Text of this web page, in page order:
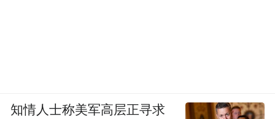
知情人士称美军高层正寻求